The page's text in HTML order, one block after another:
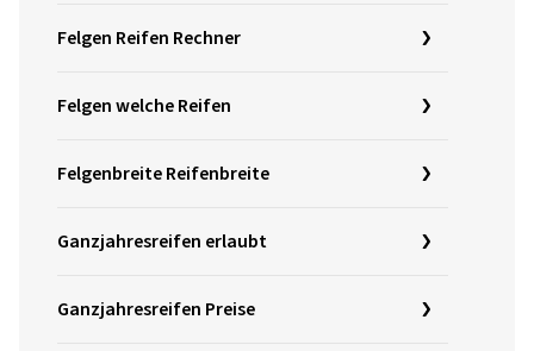
Felgen Reifen Rechner
Felgen welche Reifen
Felgenbreite Reifenbreite
Ganzjahresreifen erlaubt
Ganzjahresreifen Preise